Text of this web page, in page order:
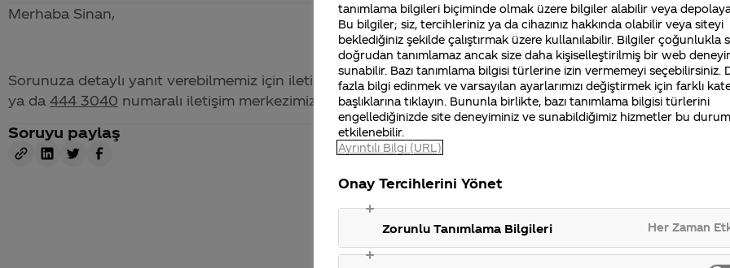
Merhaba Sinan,
Sorunuza detaylı yanıt verebilmemiz için iletişim bilgilerinizi iletisimmerkezi@coca-cola.com adresine
ya da 444 3040 numaralı iletişim merkezimizden bize ulaşabilirsiniz. İlginiz için teşekkür ederiz.
Soruyu paylaş
merak ettikleriniz.
Fabrikalarımız,
sertifikalarımız, faaliyet
gösterdiğimiz ülkeler,
tarihçemiz ve daha
tanımlama bilgileri biçiminde olmak üzere bilgiler alabilir veya
Bu bilgiler; siz, tercihleriniz ya da cihazınız hakkında olabilir veya siteyi
beklediğiniz şekilde çalıştırmak üzere kullanılabilir. Bilgiler çoğunlukla
doğrudan tanımlamaz ancak size daha kişiselleştirilmiş bir web
sunabilir. Bazı tanımlama bilgisi türlerine izin vermemeyi seçebilirsiniz.
fazla bilgi edinmek ve varsayılan ayarlarımızı değiştirmek için farklı
başlıklarına tıklayın. Bununla birlikte, bazı tanımlama bilgisi türlerini
engellediğinizde site deneyiminiz ve sunabildiğimiz hizmetler bu
etkilenebilir.
Ayrıntılı Bilgi (URL)
Onay Tercihlerini Yönet
Zorunlu Tanımlama Bilgileri Her Zaman